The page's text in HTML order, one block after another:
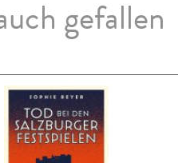
gefallen